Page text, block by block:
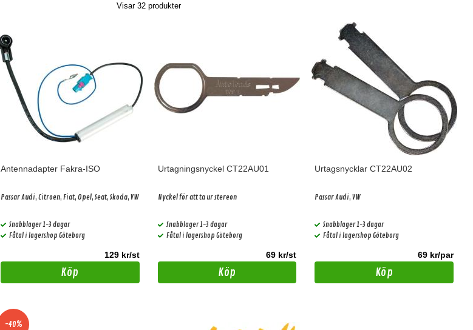
Visar 32produkter
Antennadapter Fakra-ISO
Passar Audi, Citroen, Fiat, Opel, Seat, Skoda, VW
Snabblager 1-3 dagar
Fåtal i lagershop Göteborg
129 kr/st
Köp
Urtagningsnyckel CT22AU01
Nyckel för att ta ur stereon
Snabblager 1-3 dagar
Fåtal i lagershop Göteborg
69 kr/st
Köp
Urtagsnycklar CT22AU02
Passar Audi, VW
Snabblager 1-3 dagar
Fåtal i lagershop Göteborg
69 kr/par
Köp
-40%